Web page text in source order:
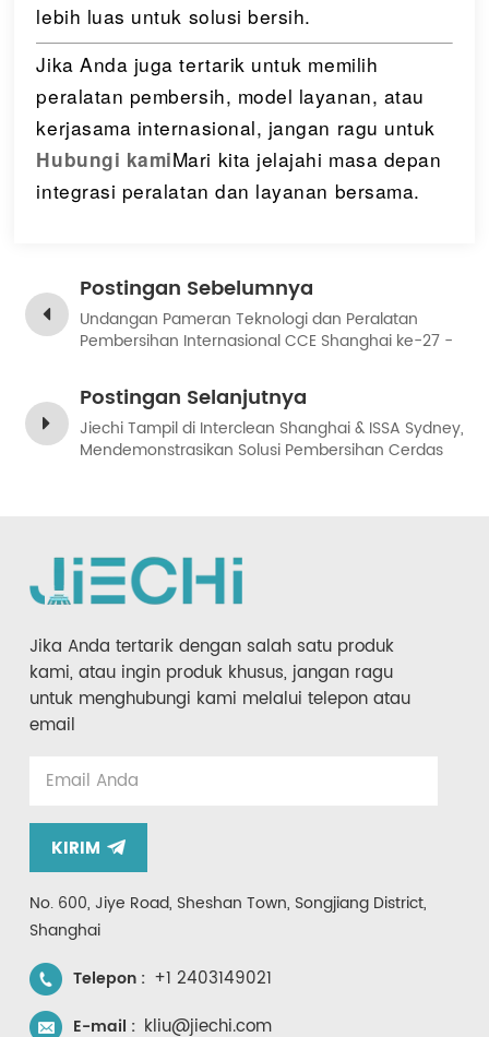
lebih luas untuk solusi bersih.
Jika Anda juga tertarik untuk memilih
peralatan pembersih, model layanan, atau
kerjasama internasional, jangan ragu untuk
Hubungi kamiMari kita jelajahi masa depan
integrasi peralatan dan layanan bersama.
Postingan Sebelumnya
Undangan Pameran Teknologi dan Peralatan
Pembersihan Internasional CCE Shanghai ke-27 -
Postingan Selanjutnya
Jiechi Tampil di Interclean Shanghai & ISSA Sydney,
Mendemonstrasikan Solusi Pembersihan Cerdas
Jika Anda tertarik dengan salah satu produk
kami, atau ingin produk khusus, jangan ragu
untuk menghubungi kami melalui telepon atau
email
KIRIM
No. 600, Jiye Road, Sheshan Town, Songjiang District,
Shanghai
Telepon : +1 2403149021
E-mail : kliu@jiechi.com